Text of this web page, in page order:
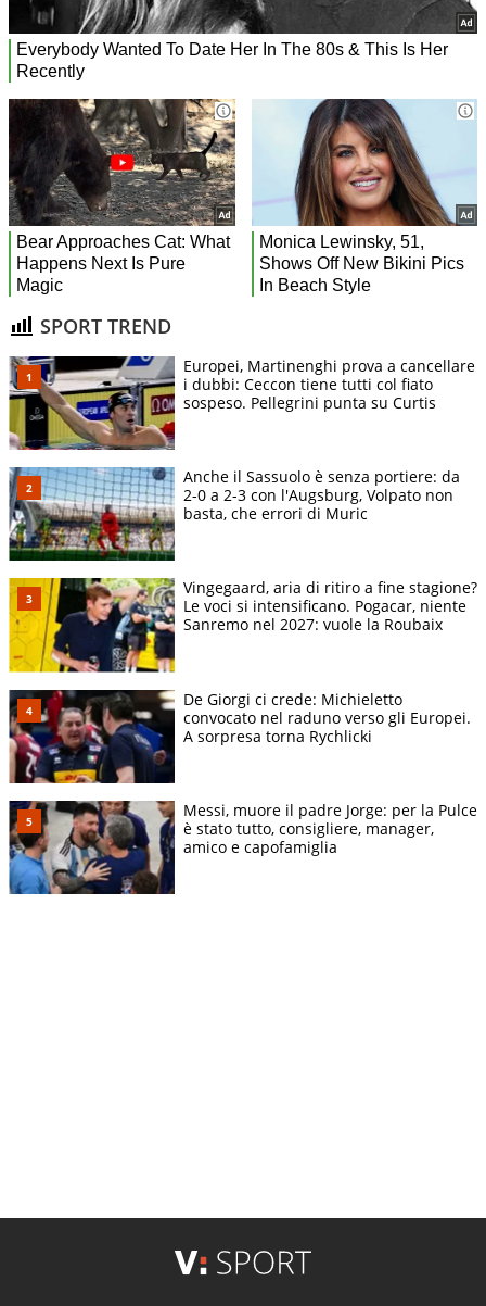
SPORT TREND
Europei, Martinenghi prova a cancellare
i dubbi: Ceccon tiene tutti col fiato
sospeso. Pellegrini punta su Curtis
Anche il Sassuolo è senza portiere: da
2-0 a 2-3 con l'Augsburg, Volpato non
basta, che errori di Muric
Vingegaard, aria di ritiro a fine stagione?
Le voci si intensificano. Pogacar, niente
Sanremo nel 2027: vuole la Roubaix
De Giorgi ci crede: Michieletto
convocato nel raduno verso gli Europei.
A sorpresa torna Rychlicki
Messi, muore il padre Jorge: per la Pulce
è stato tutto, consigliere, manager,
amico e capofamiglia